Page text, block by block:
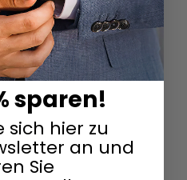
sparen!
sich hier zu
an und
Sie